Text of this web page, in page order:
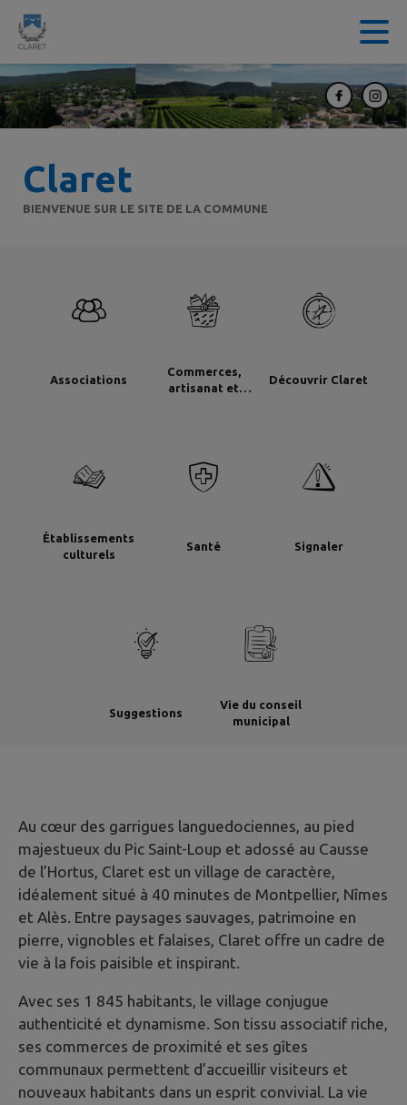
Contenu
Claret
BIENVENUE SUR LE SITE DE LA COMMUNE
Associations
Commerces,
artisanat et
Découvrir Claret
Établissements
culturels
Santé Signaler
Suggestions
Vie du conseil
municipal
Au cœur des garrigues languedociennes, au pied
majestueux du Pic Saint-Loup et adossé au Causse
de l’Hortus, Claret est un village de caractère,
idéalement situé à 40 minutes de Montpellier, Nîmes
et Alès. Entre paysages sauvages, patrimoine en
pierre, vignobles et falaises, Claret offre un cadre de
vie à la fois paisible et inspirant.
Avec ses 1 845 habitants, le village conjugue
authenticité et dynamisme. Son tissu associatif riche,
ses commerces de proximité et ses gîtes
communaux permettent d’accueillir visiteurs et
nouveaux habitants dans un esprit convivial. La vie